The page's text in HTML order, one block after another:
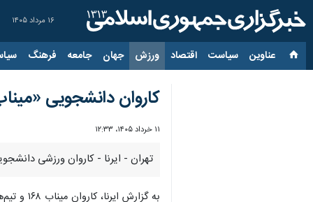
۱۶ مرداد ۱۴۰۵
عناوین‌ سیاست اقتصاد ورزش جهان جامعه فرهنگ
کاروان دانشجویی «میناب ۱۶۸» راهی
۱۱ خرداد ۱۴۰۵، ۱۲:۳۳